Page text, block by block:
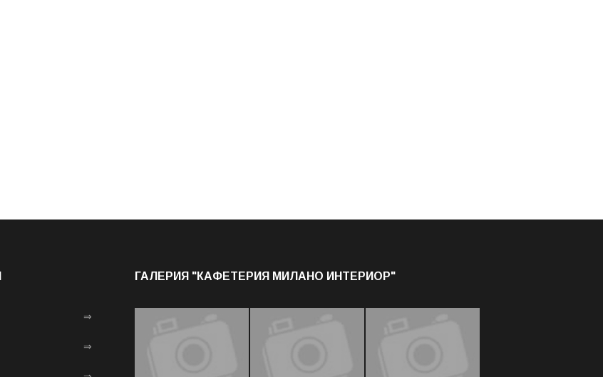
⇒
⇒
ГАЛЕРИЯ "КАФЕТЕРИЯ МИЛАНО ИНТЕРИОР"